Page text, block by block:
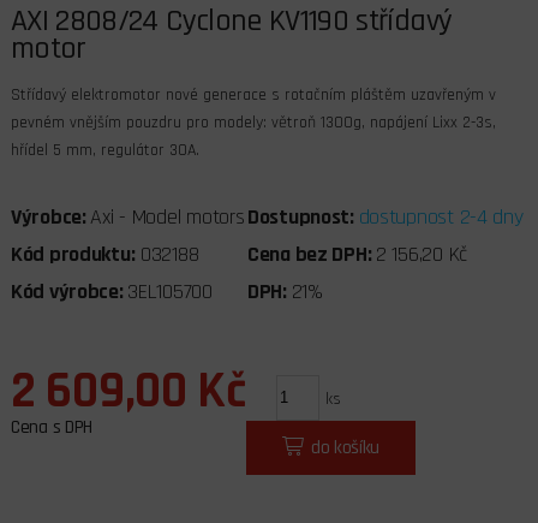
AXI 2808/24 Cyclone KV1190 střídavý
motor
Střídavý elektromotor nové generace s rotačním pláštěm uzavřeným v
pevném vnějším pouzdru pro modely: větroň 1300g, napájení Lixx 2-3s,
hřídel 5 mm, regulátor 30A.
Výrobce: Axi - Model motorsDostupnost: dostupnost 2-4 dny
Kód produktu: 032188 Cena bez DPH: 2 156,20 Kč
Kód výrobce: 3EL105700 DPH: 21%
2 609,00 Kč
Cena s DPH
ks
do košíku